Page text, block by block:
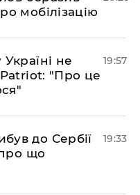
мобілізацію
не
Patriot: "Про це
19:57
до Сербії
про що
19:33